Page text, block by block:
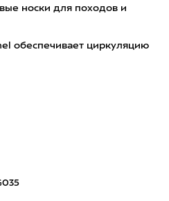
носки для походов и
обеспечивает циркуляцию